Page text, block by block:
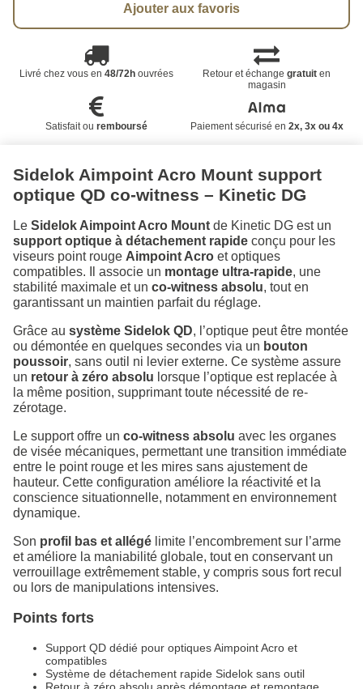
Ajouter aux favoris
Livré chez vous en 48/72houvrées Retour et échangegratuit en
magasin
Satisfait ou remboursé Paiement sécurisé en 2x, 3x ou 4x
Sidelok Aimpoint Acro Mount support
optique QD co-witness – Kinetic DG
Le Sidelok Aimpoint Acro Mount de Kinetic DG est un
support optique à détachement rapide conçu pour les
viseurs point rouge Aimpoint Acro et optiques
compatibles. Il associe un montage ultra-rapide, une
stabilité maximale et un co-witness absolu, tout en
garantissant un maintien parfait du réglage.
Grâce au système Sidelok QD, l’optique peut être montée
ou démontée en quelques secondes via un bouton
poussoir, sans outil ni levier externe. Ce système assure
un retour à zéro absolu lorsque l’optique est replacée à
la même position, supprimant toute nécessité de re-
zérotage.
Le support offre un co-witness absolu avec les organes
de visée mécaniques, permettant une transition immédiate
entre le point rouge et les mires sans ajustement de
hauteur. Cette configuration améliore la réactivité et la
conscience situationnelle, notamment en environnement
dynamique.
Son profil bas et allégé limite l’encombrement sur l’arme
et améliore la maniabilité globale, tout en conservant un
verrouillage extrêmement stable, y compris sous fort recul
ou lors de manipulations intensives.
Points forts
Support QD dédié pour optiques Aimpoint Acro et
compatibles
Système de détachement rapide Sidelok sans outil
Retour à zéro absolu après démontage et remontage